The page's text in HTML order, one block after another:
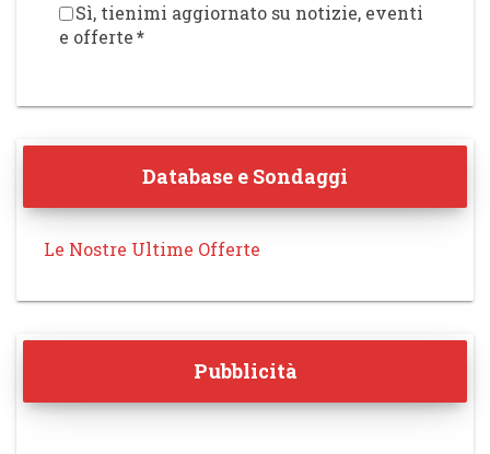
Sì, tienimi aggiornato su notizie, eventi
e offerte*
Database e Sondaggi
Le Nostre Ultime Offerte
Pubblicità